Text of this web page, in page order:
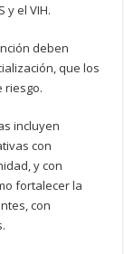
y el VIH.
deben
que los
riesgo.
incluyen
con
y con
fortalecer la
con